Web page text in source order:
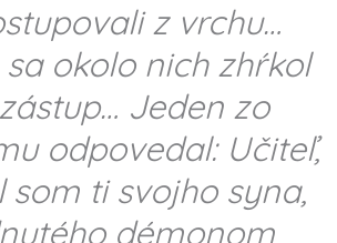
z vrchu…
sa okolo nich zhŕkol
Jeden zo
odpovedal: Učiteľ,
som ti svojho syna,
démonom